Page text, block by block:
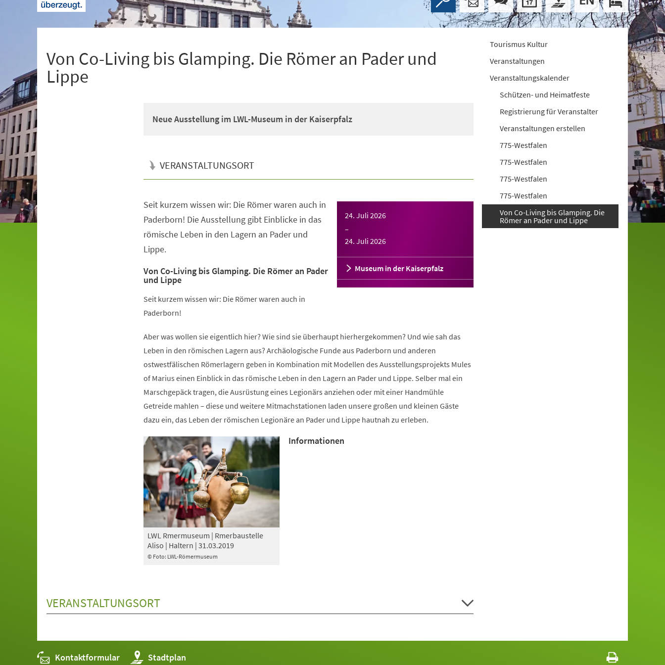
Von Co-Living bis Glamping. Die Römer an Pader und
Lippe
Neue Ausstellung im LWL-Museum in der Kaiserpfalz
VERANSTALTUNGSORT
24. Juli 2026
–
24. Juli 2026
Museum in der Kaiserpfalz
Seit kurzem wissen wir: Die Römer waren auch in
Paderborn! Die Ausstellung gibt Einblicke in das
römische Leben in den Lagern an Pader und
Lippe.
Von Co-Living bis Glamping. Die Römer an Pader
und Lippe
Seit kurzem wissen wir: Die Römer waren auch in
Paderborn!
Aber was wollen sie eigentlich hier? Wie sind sie überhaupt hierhergekommen? Und wie sah das
Leben in den römischen Lagern aus? Archäologische Funde aus Paderborn und anderen
ostwestfälischen Römerlagern geben in Kombination mit Modellen des Ausstellungsprojekts Mules
of Marius einen Einblick in das römische Leben in den Lagern an Pader und Lippe. Selber mal ein
Marschgepäck tragen, die Ausrüstung eines Legionärs anziehen oder mit einer Handmühle
Getreide mahlen – diese und weitere Mitmachstationen laden unsere großen und kleinen Gäste
dazu ein, das Leben der römischen Legionäre an Pader und Lippe hautnah zu erleben.
© Foto: LWL-Römermuseum
LWL Rmermuseum | Rmerbaustelle
Aliso | Haltern | 31.03.2019
Informationen
VERANSTALTUNGSORT
Tourismus Kultur
Veranstaltungen
Veranstaltungskalender
Schützen- und Heimatfeste
Registrierung für Veranstalter
Veranstaltungen erstellen
775-Westfalen
775-Westfalen
775-Westfalen
775-Westfalen
Von Co-Living bis Glamping. Die
Römer an Pader und Lippe
Kontaktformular Stadtplan
(Öffnet